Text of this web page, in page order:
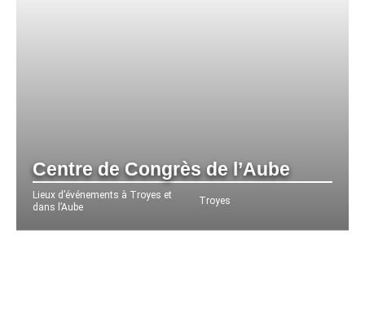
Centre de Congrès de l’Aube
Lieux d’événements à Troyes et
dans l’Aube
Troyes